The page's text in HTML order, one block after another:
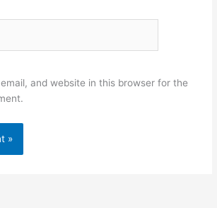
and website in this browser for the